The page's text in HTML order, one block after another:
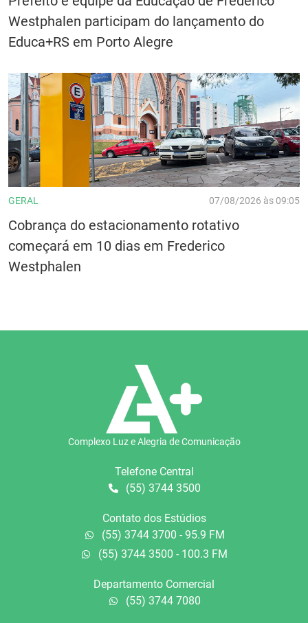
Westphalen participam do lançamento do
Educa+RS em Porto Alegre
GERAL 07/08/2026 às 09:05
Cobrança do estacionamento rotativo
começará em 10 dias em Frederico
Westphalen
Complexo Luz e Alegria de Comunicação
Telefone Central
(55) 3744 3500
Contato dos Estúdios
(55) 3744 3700 - 95.9 FM
(55) 3744 3500 - 100.3 FM
Departamento Comercial
(55) 3744 7080